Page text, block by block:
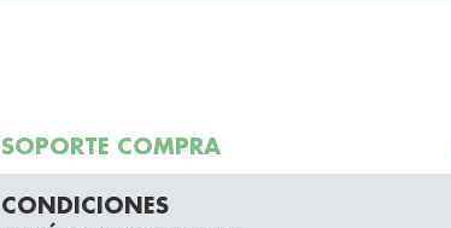
SOPORTE COMPRA
CONDICIONES